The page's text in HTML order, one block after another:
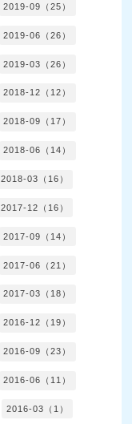
2019-09（25）
2019-06（26）
2019-03（26）
2018-12（12）
2018-09（17）
2018-06（14）
2018-03（16）
2017-12（16）
2017-09（14）
2017-06（21）
2017-03（18）
2016-12（19）
2016-09（23）
2016-06（11）
2016-03（1）